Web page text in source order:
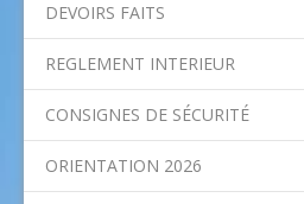
DEVOIRS FAITS
REGLEMENT INTERIEUR
CONSIGNES DE SÉCURITÉ
ORIENTATION 2026